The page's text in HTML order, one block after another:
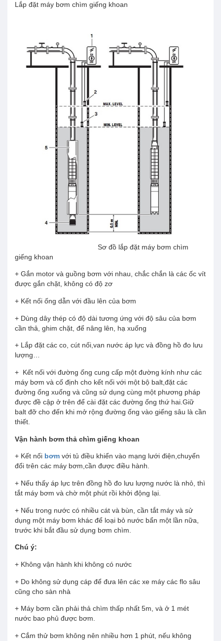
Lắp đặt máy bơm chìm giếng khoan
Sơ đồ lắp đặt máy bơm chìm
giếng khoan
+ Gắn motor và guồng bơm với nhau, chắc chắn là các ốc vít
được gắn chặt, không có độ zơ
+ Kết nối ống dẫn với đầu lên của bơm
+ Dùng dây thép có độ dài tương ứng với độ sâu của bơm
cần thả, ghim chặt, để nâng lên, hạ xuống
+ Lắp đặt các co, cút nối,van nước áp lực và đồng hồ đo lưu
lượng…
+ Kết nối với đường ống cung cấp một đường kính như các
máy bơm và cố định cho kết nối với một bộ balt,đặt các
đường ống xuống và cũng sử dụng cùng một phương pháp
được đề cập ở trên để cài đặt các đường ống thứ hai.Giữ
balt đỡ cho đến khi mở rộng đường ống vào giếng sâu là cần
thiết.
Vận hành bơm thả chìm giếng khoan
+ Kết nối bơm với tủ điều khiển vào mạng lưới điện,chuyển
đổi trên các máy bơm,cần được điều hành.
+ Nếu thấy áp lực trên đồng hồ đo lưu lượng nước là nhỏ, thì
tắt máy bơm và chờ một phút rồi khởi động lại.
+ Nếu trong nước có nhiều cát và bùn, cần tắt máy và sử
dụng một máy bơm khác để loại bỏ nước bẩn một lần nữa,
trước khi bắt đầu sử dụng bơm chìm.
Chú ý:
+ Không vận hành khi không có nước
+ Do không sử dụng cáp để đưa lên các xe máy các flo sâu
cũng cho sàn nhà
+ Máy bơm cần phải thả chìm thấp nhất 5m, và ở 1 mét
nước bao phủ được bơm.
+ Cắm thử bơm không nên nhiều hơn 1 phút, nếu không